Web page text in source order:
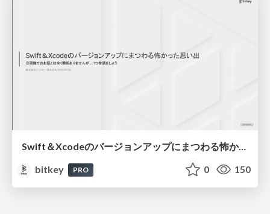
Swift＆Xcodeのバージョンアップにまつわる怖かった思い出 / Scary Memories of Swift and Xcode Updates
bitkey
PRO 0 150